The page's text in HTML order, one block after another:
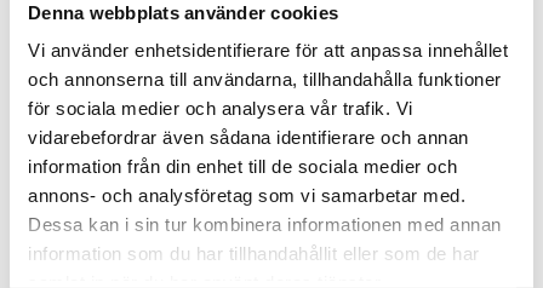
Denna webbplats använder cookies
Vi använder enhetsidentifierare för att anpassa innehållet
och annonserna till användarna, tillhandahålla funktioner
för sociala medier och analysera vår trafik. Vi
vidarebefordrar även sådana identifierare och annan
information från din enhet till de sociala medier och
annons- och analysföretag som vi samarbetar med.
Dessa kan i sin tur kombinera informationen med annan
information som du har tillhandahållit eller som de har